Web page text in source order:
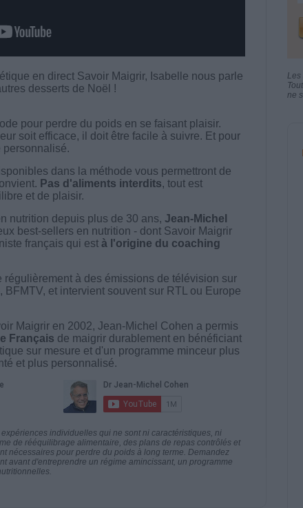
en direct Savoir Maigrir, Isabelle nous parle
desserts de Noël !
pour perdre du poids en se faisant plaisir.
soit efficace, il doit être facile à suivre. Et pour
personnalisé.
dans la méthode vous permettront de
Pas d'aliments interdits, tout est
et de plaisir.
nutrition depuis plus de 30 ans, Jean-Michel
best-sellers en nutrition - dont Savoir Maigrir
français qui est à l'origine du coaching
à des émissions de télévision sur
BFMTV, et intervient souvent sur RTL ou Europe
Maigrir en 2002, Jean-Michel Cohen a permis
Français de maigrir durablement en bénéficiant
sur mesure et d'un programme minceur plus
et plus personnalisé.
individuelles qui ne sont ni caractéristiques, ni
de rééquilibrage alimentaire, des plans de repas contrôlés et
nécessaires pour perdre du poids à long terme. Demandez
avant d'entreprendre un régime amincissant, un programme
Les
ne